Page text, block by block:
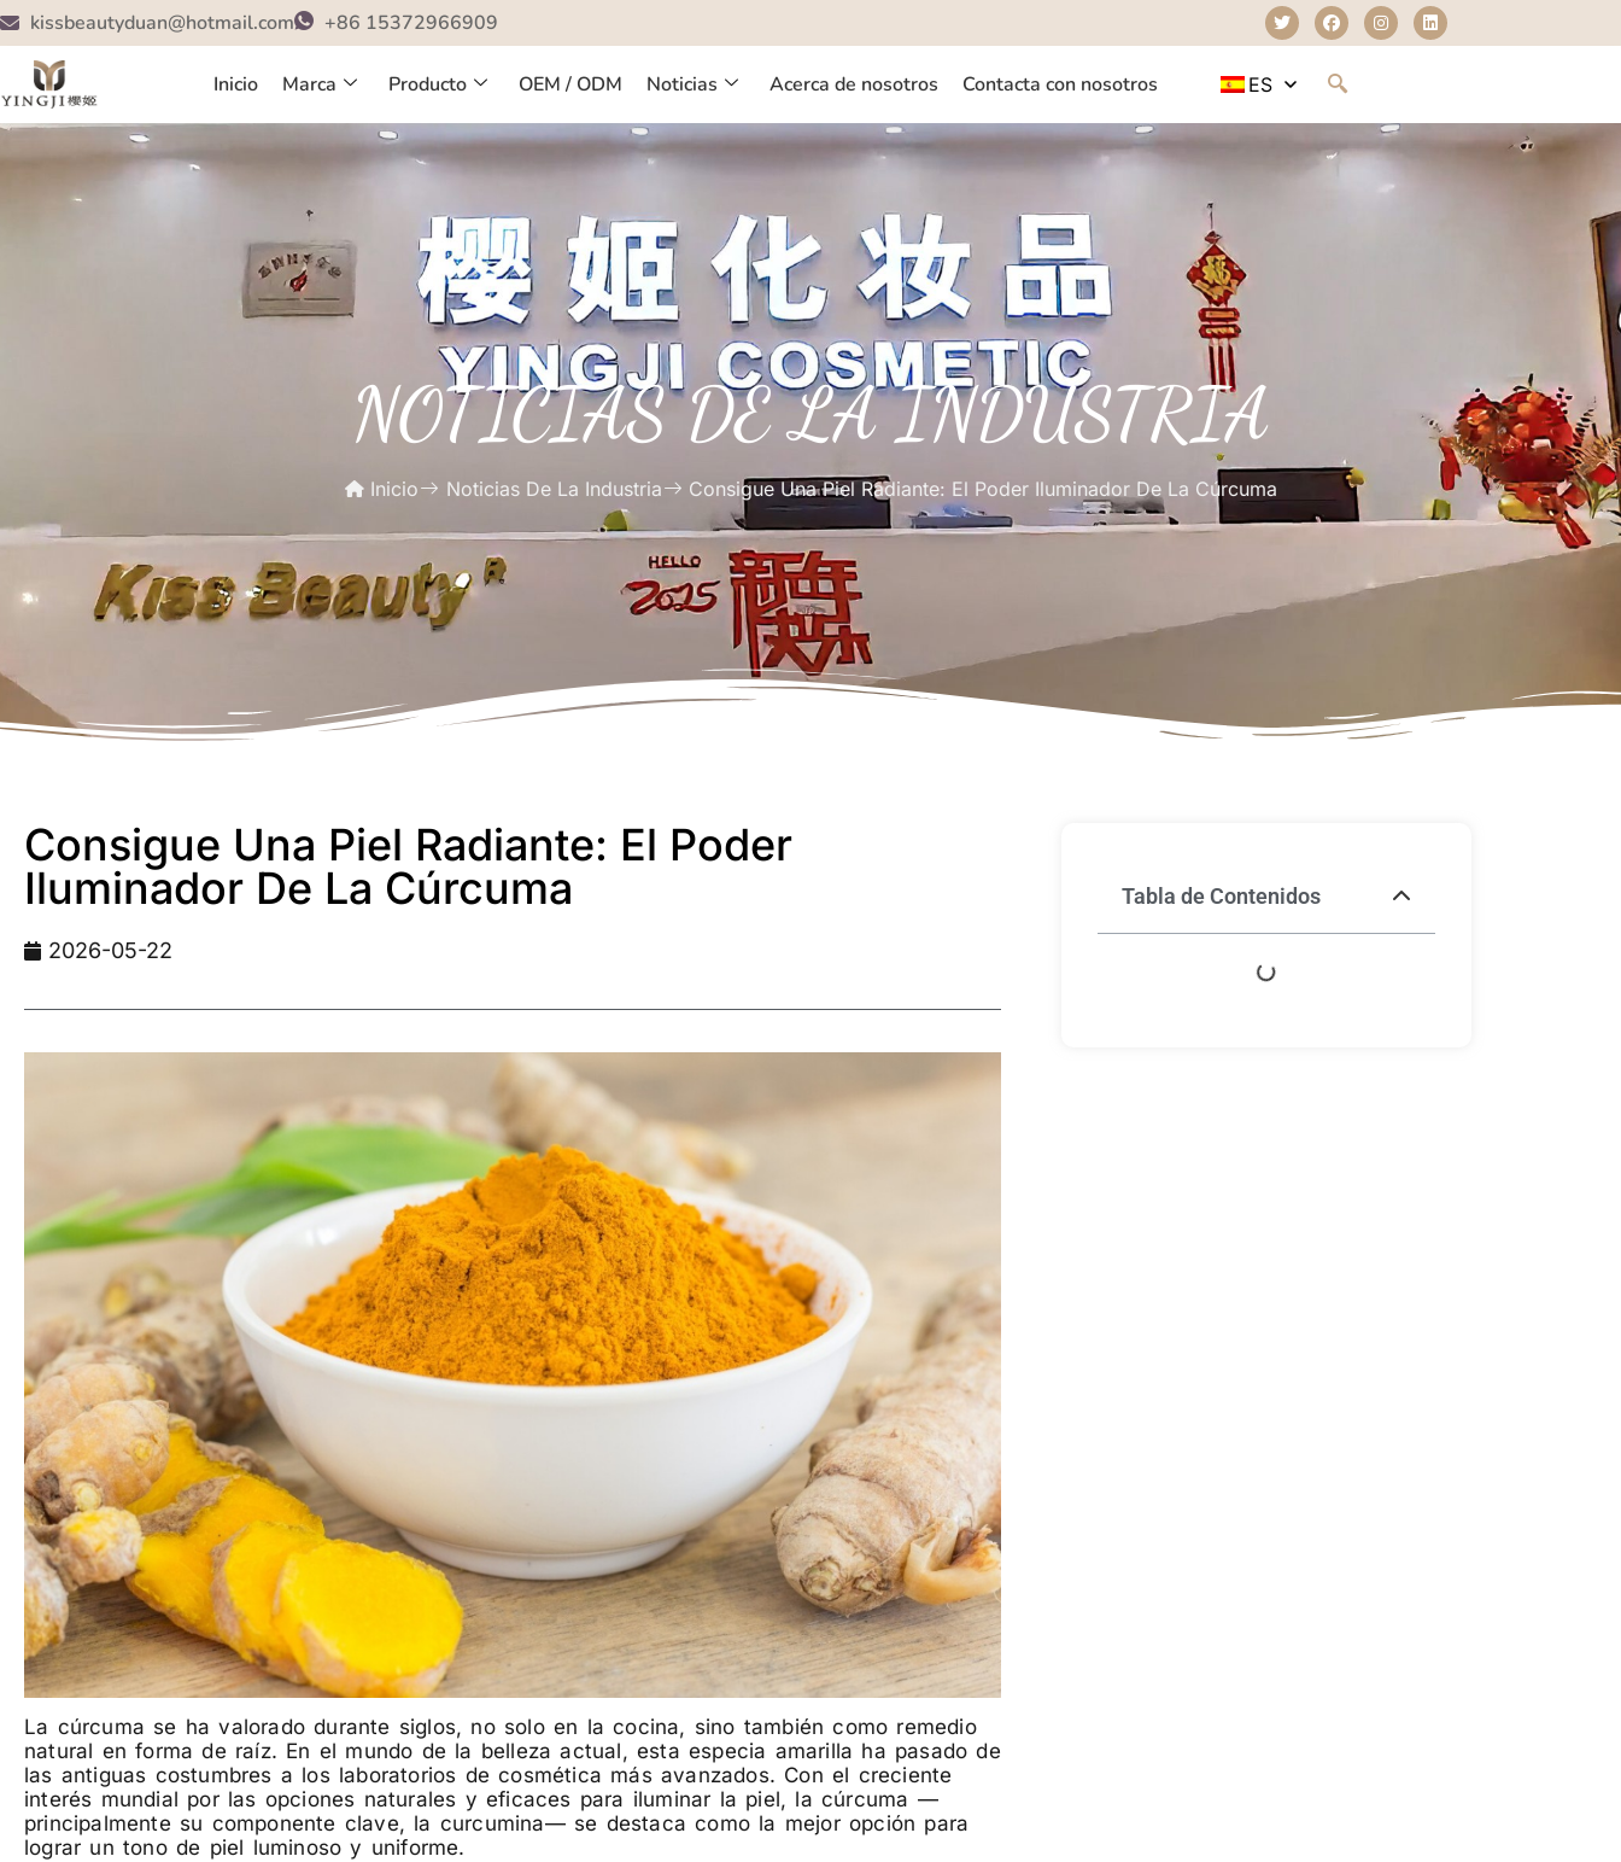
kissbeautyduan@hotmail.com +86 15372966909
Inicio Marca Producto OEM / ODM Noticias Acerca de nosotros Contacta con nosotros ES
NOTICIAS DE LA INDUSTRIA
Inicio Noticias De La Industria Consigue Una Piel Radiante: El Poder Iluminador De La Cúrcuma
Consigue Una Piel Radiante: El Poder
Iluminador De La Cúrcuma
2026-05-22
La cúrcuma se ha valorado durante siglos, no solo en la cocina, sino también como remedio
natural en forma de raíz. En el mundo de la belleza actual, esta especia amarilla ha pasado de
las antiguas costumbres a los laboratorios de cosmética más avanzados. Con el creciente
interés mundial por las opciones naturales y eficaces para iluminar la piel, la cúrcuma —
principalmente su componente clave, la curcumina— se destaca como la mejor opción para
lograr un tono de piel luminoso y uniforme.
Tabla de Contenidos